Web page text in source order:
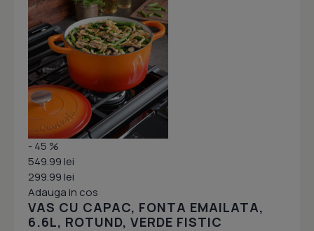
- 45 %
549.99 lei
299.99 lei
Adauga in cos
VAS CU CAPAC, FONTA EMAILATA,
6.6L, ROTUND, VERDE FISTIC